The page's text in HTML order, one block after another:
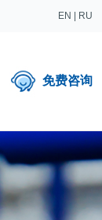
EN RU
免费咨询